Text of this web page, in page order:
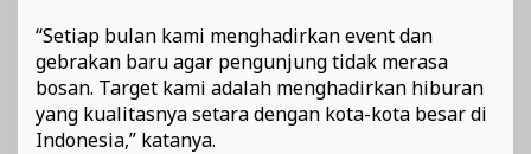
“Setiap bulan kami menghadirkan event dan
gebrakan baru agar pengunjung tidak merasa
bosan. Target kami adalah menghadirkan hiburan
yang kualitasnya setara dengan kota-kota besar di
Indonesia,” katanya.